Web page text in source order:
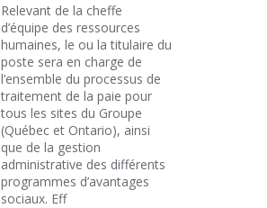
Relevant de la cheffe
d’équipe des ressources
humaines, le ou la titulaire du
poste sera en charge de
l’ensemble du processus de
traitement de la paie pour
tous les sites du Groupe
(Québec et Ontario), ainsi
que de la gestion
administrative des différents
programmes d’avantages
sociaux. Eff